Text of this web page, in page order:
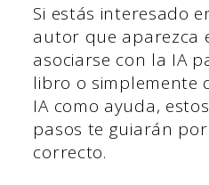
Si estás interesado
autor que aparezca
asociarse con la IA
libro o simplemente
IA como ayuda,
pasos te guiarán
correcto.